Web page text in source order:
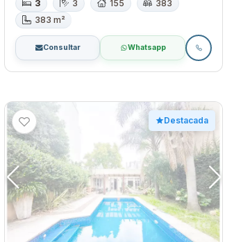
3 3 155
383
383 m²
Consultar Whatsapp
Destacada